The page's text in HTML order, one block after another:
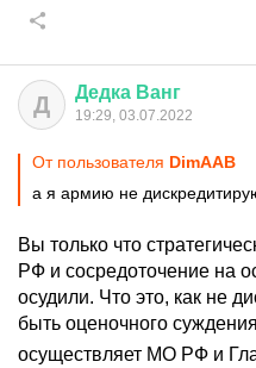
Д Дедка Ванг
19:29, 03.07.2022
От пользователя DimAAB
а я армию не
Вы только что
РФ и сосредоточение на
осудили. Что это, как не
быть оценочного
осуществляет МО РФ и